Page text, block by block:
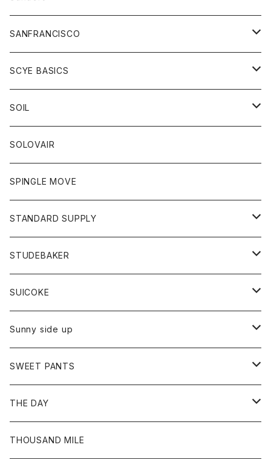
ニット
ベスト
ボトム
ワンピース
コート
パーカー
スカート
Tシャツ
トップス
Tシャツ
トレーナー
ボトム
ショートパンツ
スカート
レディース
スカート
Tシャツ
アクセサリー
バック
グッズ
靴
SANFRANCISCO
アウター
カーディガン
コート
グッズ
ネクタイ
グローブ
アクセサリー
トップス
カットソー
カーディガン
ボトム
ショートパンツ
パンツ
レディース
カットソー
カーディガン
SCYE BASICS
ボトム
ジーンズ
チノパン
トップス
ポロシャツ
ベスト
靴
SOIL
靴
ワンピース
トップス
カットソー
ボトム
パンツ
オーバーオール
SOLOVAIR
SPINGLE MOVE
STANDARD SUPPLY
財布
バッグ
STUDEBAKER
アクセサリー
ブレスレット
リング
SUICOKE
ブーツ
サンダル
Sunny side up
アウター
Ｇジャン
ボトム
ジーンズ
SWEET PANTS
ボトム
ショートパンツ
THE DAY
トップス
THOUSAND MILE